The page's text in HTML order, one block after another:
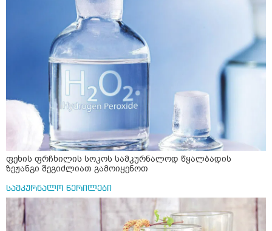
ფეხის ფრჩხილის სოკოს სამკურნალოდ წყალბადის
ზეჟანგი შეგიძლიათ გამოიყენოთ
სამკურნალო წერილები